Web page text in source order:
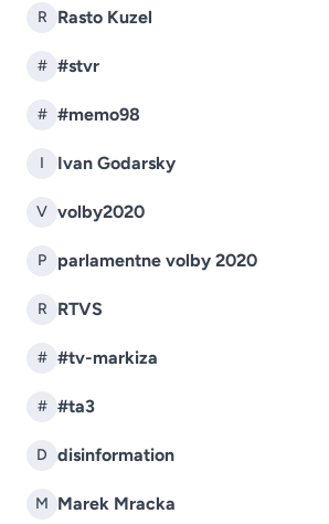
R Rasto Kuzel
# #stvr
# #memo98
I Ivan Godarsky
V volby2020
P parlamentne volby 2020
R RTVS
# #tv-markiza
# #ta3
D disinformation
M Marek Mracka